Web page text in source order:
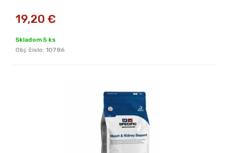
19,20 €
Skladom 5 ks
Obj. čislo: 10786